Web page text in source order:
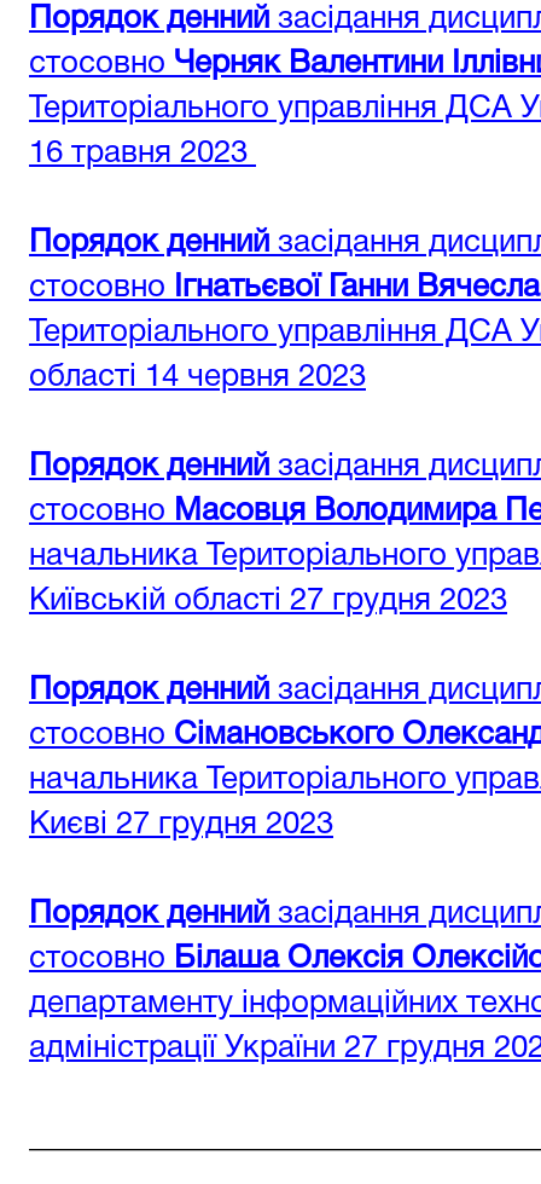
Порядок денний засідання
стосовно Черняк Валентини
Територіального управління ДСА
16 травня 2023
Порядок денний засідання
стосовно
Ігнатьєвої Ганни
Територіального управління ДСА
області 14 червня 2023
Порядок денний засідання
стосовно Масовця Володимира
начальника Територіального
Київській області 27 грудня 2023
Порядок денний засідання
стосовно Сімановського
начальника Територіального
Києві 27 грудня 2023
Порядок денний засідання
стосовно Білаша Олексія
департаменту інформаційних
адміністрації України 27 грудня